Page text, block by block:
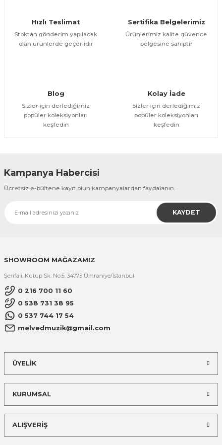
Bu ürüne benzer farklı alternatifler olmalı.
Hızlı Teslimat
Stoktan gönderim yapılacak
olan ürünlerde geçerlidir
Sertifika Belgelerimiz
Ürünlerimiz kalite güvence
belgesine sahiptir
Blog
Sizler için derlediğimiz
popüler koleksiyonları
keşfedin
Kolay İade
Sizler için derlediğimiz
popüler koleksiyonları
keşfedin
Kampanya Habercisi
Ücretsiz e-bültene kayıt olun kampanyalardan faydalanın.
KAYDET
SHOWROOM MAĞAZAMIZ
Şerifali, Kutup Sk. No:5, 34775 Ümraniye/İstanbul
0 216 700 11 60
0 538 731 38 95
0 537 744 17 54
melvedmuzik@gmail.com
ÜYELİK
KURUMSAL
ALIŞVERİŞ